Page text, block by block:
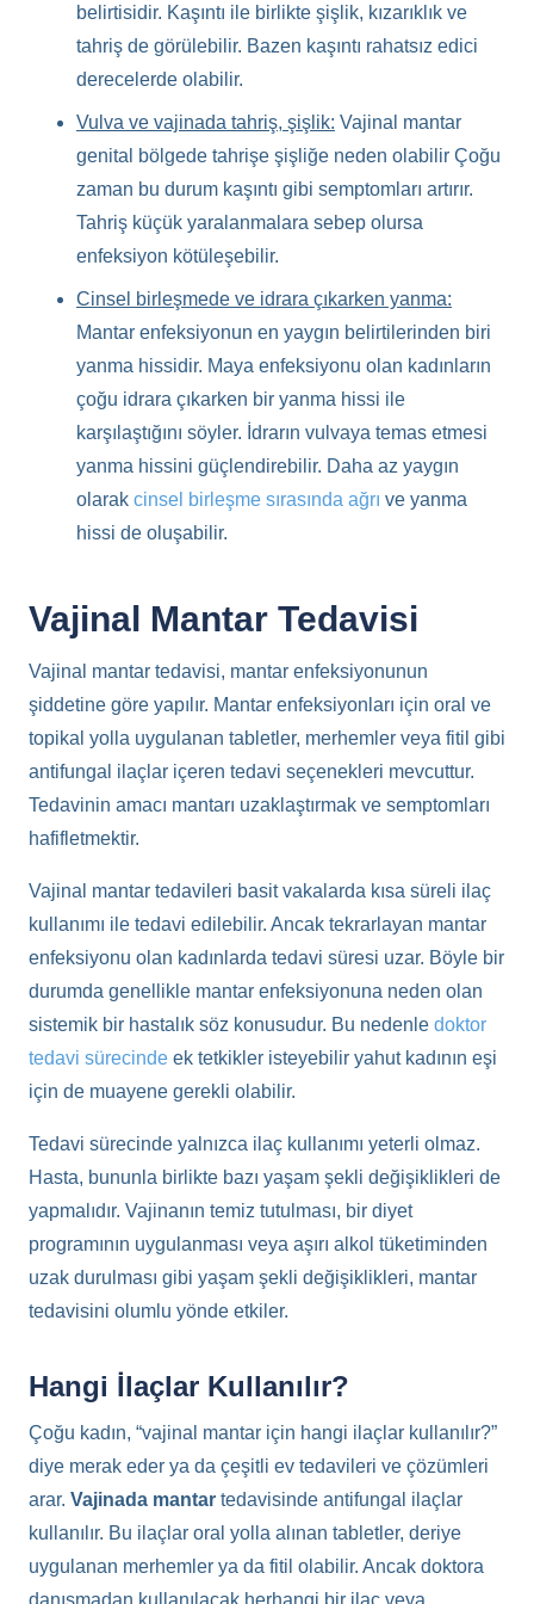
belirtisidir. Kaşıntı ile birlikte şişlik, kızarıklık ve
tahriş de görülebilir. Bazen kaşıntı rahatsız edici
derecelerde olabilir.
Vulva ve vajinada tahriş, şişlik: Vajinal mantar
genital bölgede tahrişe şişliğe neden olabilir Çoğu
zaman bu durum kaşıntı gibi semptomları artırır.
Tahriş küçük yaralanmalara sebep olursa
enfeksiyon kötüleşebilir.
Cinsel birleşmede ve idrara çıkarken yanma:
Mantar enfeksiyonun en yaygın belirtilerinden biri
yanma hissidir. Maya enfeksiyonu olan kadınların
çoğu idrara çıkarken bir yanma hissi ile
karşılaştığını söyler. İdrarın vulvaya temas etmesi
yanma hissini güçlendirebilir. Daha az yaygın
olarak cinsel birleşme sırasında ağrı ve yanma
hissi de oluşabilir.
Vajinal Mantar Tedavisi
Vajinal mantar tedavisi, mantar enfeksiyonunun
şiddetine göre yapılır. Mantar enfeksiyonları için oral ve
topikal yolla uygulanan tabletler, merhemler veya fitil gibi
antifungal ilaçlar içeren tedavi seçenekleri mevcuttur.
Tedavinin amacı mantarı uzaklaştırmak ve semptomları
hafifletmektir.
Vajinal mantar tedavileri basit vakalarda kısa süreli ilaç
kullanımı ile tedavi edilebilir. Ancak tekrarlayan mantar
enfeksiyonu olan kadınlarda tedavi süresi uzar. Böyle bir
durumda genellikle mantar enfeksiyonuna neden olan
sistemik bir hastalık söz konusudur. Bu nedenle doktor
tedavi sürecinde ek tetkikler isteyebilir yahut kadının eşi
için de muayene gerekli olabilir.
Tedavi sürecinde yalnızca ilaç kullanımı yeterli olmaz.
Hasta, bununla birlikte bazı yaşam şekli değişiklikleri de
yapmalıdır. Vajinanın temiz tutulması, bir diyet
programının uygulanması veya aşırı alkol tüketiminden
uzak durulması gibi yaşam şekli değişiklikleri, mantar
tedavisini olumlu yönde etkiler.
Hangi İlaçlar Kullanılır?
Çoğu kadın, “vajinal mantar için hangi ilaçlar kullanılır?”
diye merak eder ya da çeşitli ev tedavileri ve çözümleri
arar. Vajinada mantar tedavisinde antifungal ilaçlar
kullanılır. Bu ilaçlar oral yolla alınan tabletler, deriye
uygulanan merhemler ya da fitil olabilir. Ancak doktora